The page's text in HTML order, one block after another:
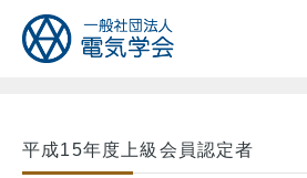
平成15年度上級会員認定者